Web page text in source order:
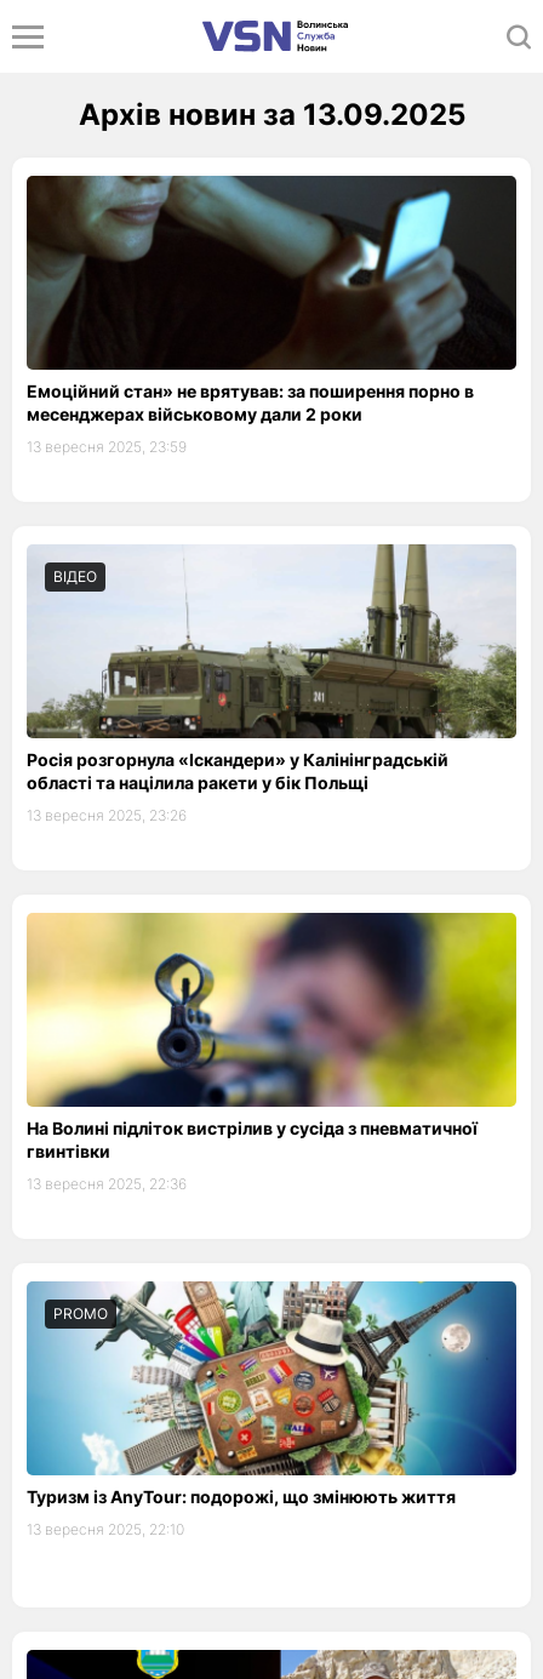
Архів новин за 13.09.2025
Емоційний стан» не врятував: за поширення порно в
месенджерах військовому дали 2 роки
13 вересня 2025, 23:59
ВІДЕО
Росія розгорнула «Іскандери» у Калінінградській
області та націлила ракети у бік Польщі
13 вересня 2025, 23:26
На Волині підліток вистрілив у сусіда з пневматичної
гвинтівки
13 вересня 2025, 22:36
PROMO
Туризм із AnyTour: подорожі, що змінюють життя
13 вересня 2025, 22:10